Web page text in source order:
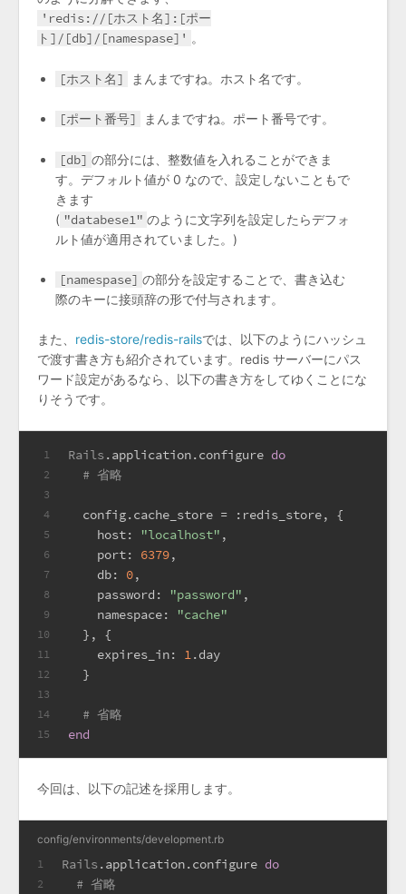
'redis://[ホスト名]:[ポー
ト]/[db]/[namespase]' 。
[ホスト名] まんまですね。ホスト名です。
[ポート番号] まんまですね。ポート番号です。
[db] の部分には、整数値を入れることができま
す。デフォルト値が 0 なので、設定しないこともで
きます
( "databese1" のように文字列を設定したらデフォ
ルト値が適用されていました。)
[namespase] の部分を設定することで、書き込む
際のキーに接頭辞の形で付与されます。
また、 redis-store/redis-railsでは、以下のようにハッシュ
で渡す書き方も紹介されています。redis サーバーにパス
ワード設定があるなら、以下の書き方をしてゆくことにな
りそうです。
1
2
3
4
5
6
7
8
9
10
11
12
13
14
15
Rails .application.configure do
# 省略
  config.cache_store =
:redis_store, {
host:
"localhost" ,
port:
6379,
db:
0,
password:
"password" ,
namespace:
"cache"
  }, {
expires_in:
1.day
  }
# 省略
end
今回は、以下の記述を採用します。
config/environments/development.rb
1
2
Rails .application.configure do
# 省略